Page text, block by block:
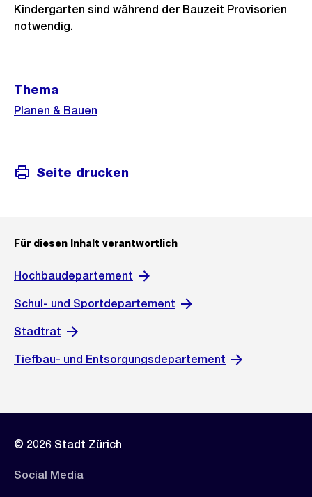
Kindergarten sind während der Bauzeit Provisorien
notwendig.
Informationen
Thema
Planen & Bauen
Seite drucken
Für diesen Inhalt verantwortlich
Hochbaudepartement
Schul- und Sportdepartement
Stadtrat
Tiefbau- und Entsorgungsdepartement
© 2026 Stadt Zürich
Social Media